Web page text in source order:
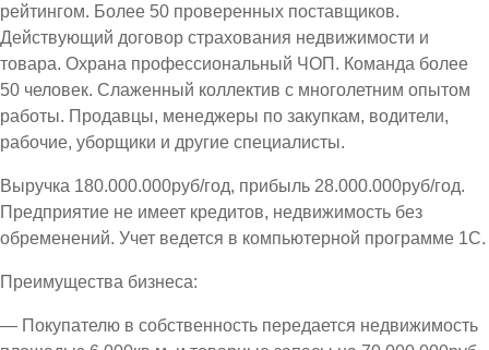
рейтингом. Более 50 проверенных поставщиков.
Действующий договор страхования недвижимости и
товара. Охрана профессиональный ЧОП. Команда более
50 человек. Слаженный коллектив с многолетним опытом
работы. Продавцы, менеджеры по закупкам, водители,
рабочие, уборщики и другие специалисты.
Выручка 180.000.000руб/год, прибыль 28.000.000руб/год.
Предприятие не имеет кредитов, недвижимость без
обременений. Учет ведется в компьютерной программе 1С.
Преимущества бизнеса:
— Покупателю в собственность передается недвижимость